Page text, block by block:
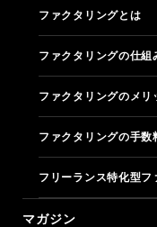
ファクタリングとは
ファクタリングの仕組
ファクタリングのメリ
ファクタリングの手数
フリーランス特化型フ
マガジン